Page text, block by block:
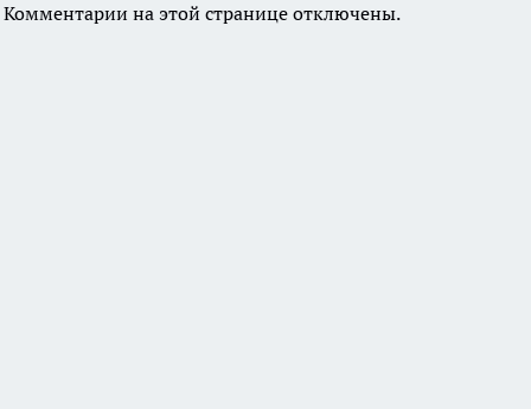
Комментарии на этой странице отключены.